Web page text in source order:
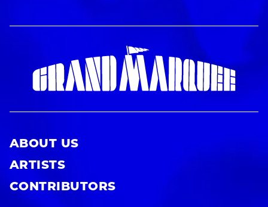
ABOUT US
ARTISTS
CONTRIBUTORS